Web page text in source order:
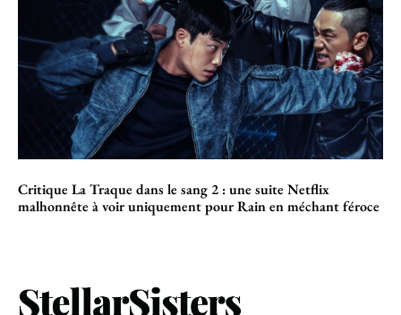
Critique La Traque dans le sang 2 : une suite Netflix
malhonnête à voir uniquement pour Rain en méchant féroce